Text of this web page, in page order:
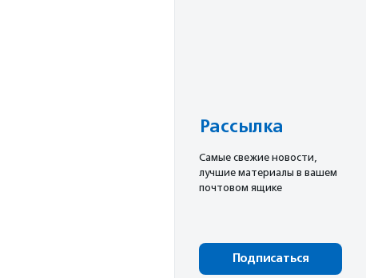
Рассылка
Cамые свежие новости,
лучшие материалы в вашем
почтовом ящике
Подписаться